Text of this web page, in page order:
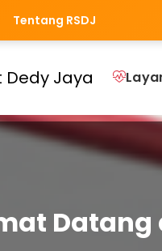
Tentang RSDJ
Dedy Jaya
Datang